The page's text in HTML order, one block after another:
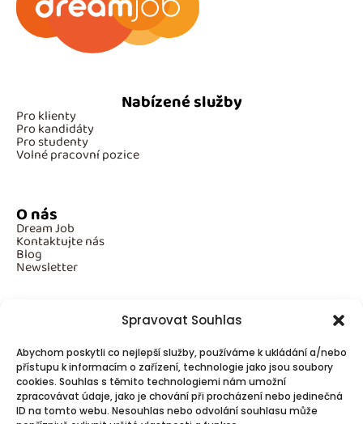
Spravovat Souhlas
Abychom poskytli co nejlepší služby, používáme k ukládání a/nebo
přístupu k informacím o zařízení, technologie jako jsou soubory
cookies. Souhlas s těmito technologiemi nám umožní
zpracovávat údaje, jako je chování při procházení nebo jedinečná
ID na tomto webu. Nesouhlas nebo odvolání souhlasu může
Nabízené služby
Pro klienty
Pro kandidáty
Pro studenty
Volné pracovní pozice
O nás
Dream Job
Kontaktujte nás
Blog
Newsletter
Povinné informace
GDPR
Cookies